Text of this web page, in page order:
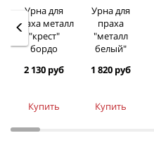
Урна для
праха металл
"крест"
бордо
2 130 руб
Купить
Урна для
праха
"металл
белый"
1 820 руб
Купить